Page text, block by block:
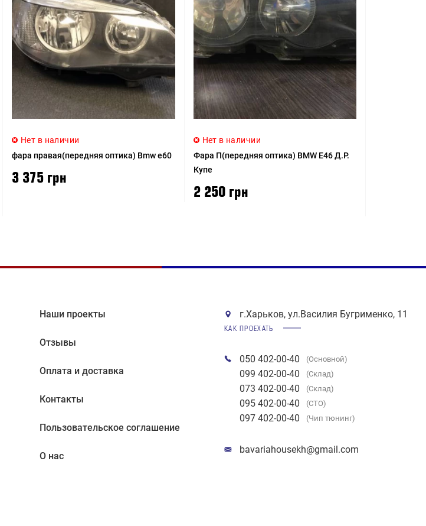
Нет в наличии
фара правая(передняя оптика) Bmw e60
3 375 грн
Нет в наличии
Фара П(передняя оптика) BMW E46 Д.Р.
Купе
2 250 грн
Наши проекты
Отзывы
Оплата и доставка
Контакты
Пользовательское соглашение
О нас
г.Харьков, ул.Василия Бугрименко, 11
КАК ПРОЕХАТЬ
050 402-00-40 (Основной)
099 402-00-40 (Склад)
073 402-00-40 (Склад)
095 402-00-40 (СТО)
097 402-00-40 (Чип тюнинг)
bavariahousekh@gmail.com